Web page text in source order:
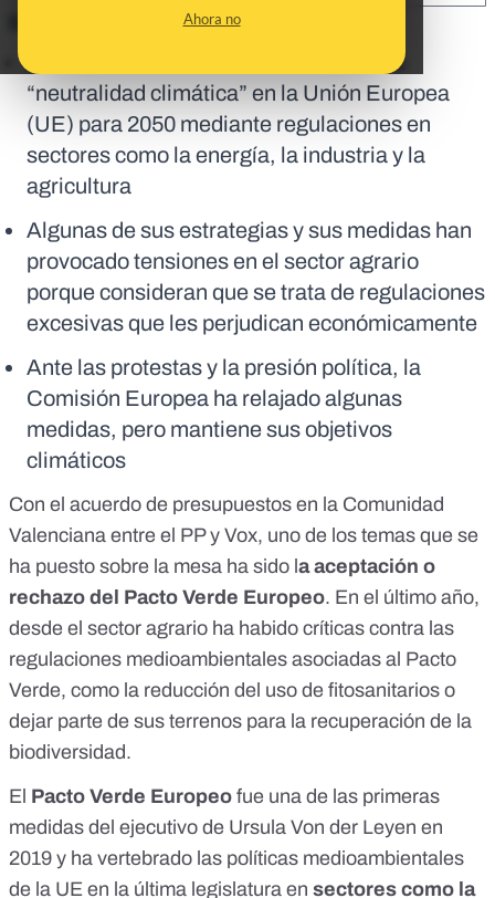
Ahora no
El Pacto Verde Europeo busca lograr la
“neutralidad climática” en la Unión Europea
(UE) para 2050 mediante regulaciones en
sectores como la energía, la industria y la
agricultura
Algunas de sus estrategias y sus medidas han
provocado tensiones en el sector agrario
porque consideran que se trata de regulaciones
excesivas que les perjudican económicamente
Ante las protestas y la presión política, la
Comisión Europea ha relajado algunas
medidas, pero mantiene sus objetivos
climáticos
Con el acuerdo de presupuestos en la Comunidad
Valenciana entre el PP y Vox, uno de los temas que se
ha puesto sobre la mesa ha sido l a aceptación o
rechazo del Pacto Verde Europeo. En el último año,
desde el sector agrario ha habido críticas contra las
regulaciones medioambientales asociadas al Pacto
Verde, como la reducción del uso de fitosanitarios o
dejar parte de sus terrenos para la recuperación de la
biodiversidad.
El Pacto Verde Europeo fue una de las primeras
medidas del ejecutivo de Ursula Von der Leyen en
2019 y ha vertebrado las políticas medioambientales
de la UE en la última legislatura en sectores como la